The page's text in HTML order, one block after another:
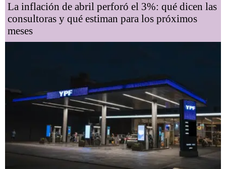
La inflación de abril perforó el 3%: qué dicen las
consultoras y qué estiman para los próximos
meses